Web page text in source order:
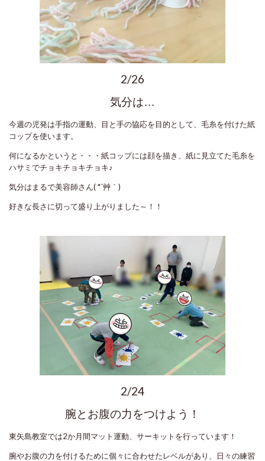
2/26
気分は…
今週の児発は手指の運動、目と手の協応を目的として、毛糸を付けた紙
コップを使います。
何になるかというと・・・紙コップには顔を描き、紙に見立てた毛糸を
ハサミでチョキチョキチョキ♪
気分はまるで美容師さん( *´艸｀)
好きな長さに切って盛り上がりました～！！
2/24
腕とお腹の力をつけよう！
東矢島教室では2か月間マット運動、サーキットを行っています！
腕やお腹の力を付けるために個々に合わせたレベルがあり、日々の練習